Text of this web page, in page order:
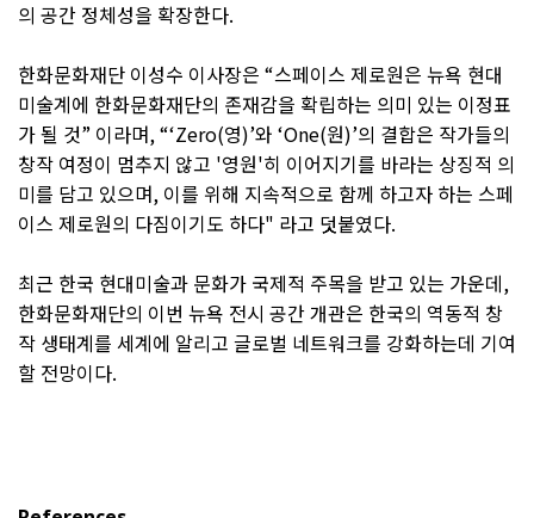
의 공간 정체성을 확장한다.
한화문화재단 이성수 이사장은 “스페이스 제로원은 뉴욕 현대
미술계에 한화문화재단의 존재감을 확립하는 의미 있는 이정표
가 될 것” 이라며, “‘Zero(영)’와 ‘One(원)’의 결합은 작가들의
창작 여정이 멈추지 않고 '영원'히 이어지기를 바라는 상징적 의
미를 담고 있으며, 이를 위해 지속적으로 함께 하고자 하는 스페
이스 제로원의 다짐이기도 하다" 라고 덧붙였다.
최근 한국 현대미술과 문화가 국제적 주목을 받고 있는 가운데,
한화문화재단의 이번 뉴욕 전시 공간 개관은 한국의 역동적 창
작 생태계를 세계에 알리고 글로벌 네트워크를 강화하는데 기여
할 전망이다.